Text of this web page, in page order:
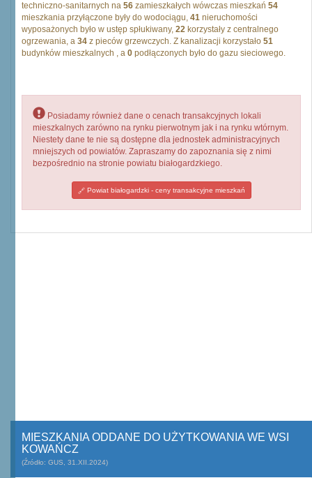
techniczno-sanitarnych na 56 zamieszkałych wówczas mieszkań 54
mieszkania przyłączone były do wodociągu, 41 nieruchomości
wyposażonych było w ustęp spłukiwany, 22 korzystały z centralnego
ogrzewania, a 34 z pieców grzewczych. Z kanalizacji korzystało 51
budynków mieszkalnych , a 0 podłączonych było do gazu sieciowego.
Posiadamy również dane o cenach transakcyjnych lokali
mieszkalnych zarówno na rynku pierwotnym jak i na rynku wtórnym.
Niestety dane te nie są dostępne dla jednostek administracyjnych
mniejszych od powiatów. Zapraszamy do zapoznania się z nimi
bezpośrednio na stronie powiatu białogardzkiego.
Powiat białogardzki - ceny transakcyjne mieszkań
MIESZKANIA ODDANE DO UŻYTKOWANIA WE WSI
KOWAŃCZ
(Źródło: GUS, 31.XII.2024)